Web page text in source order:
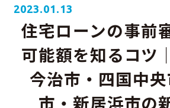
住宅ローンの事前
可能額を知るコツ
今治市・四国中
市・新居浜市の
2023.01.13